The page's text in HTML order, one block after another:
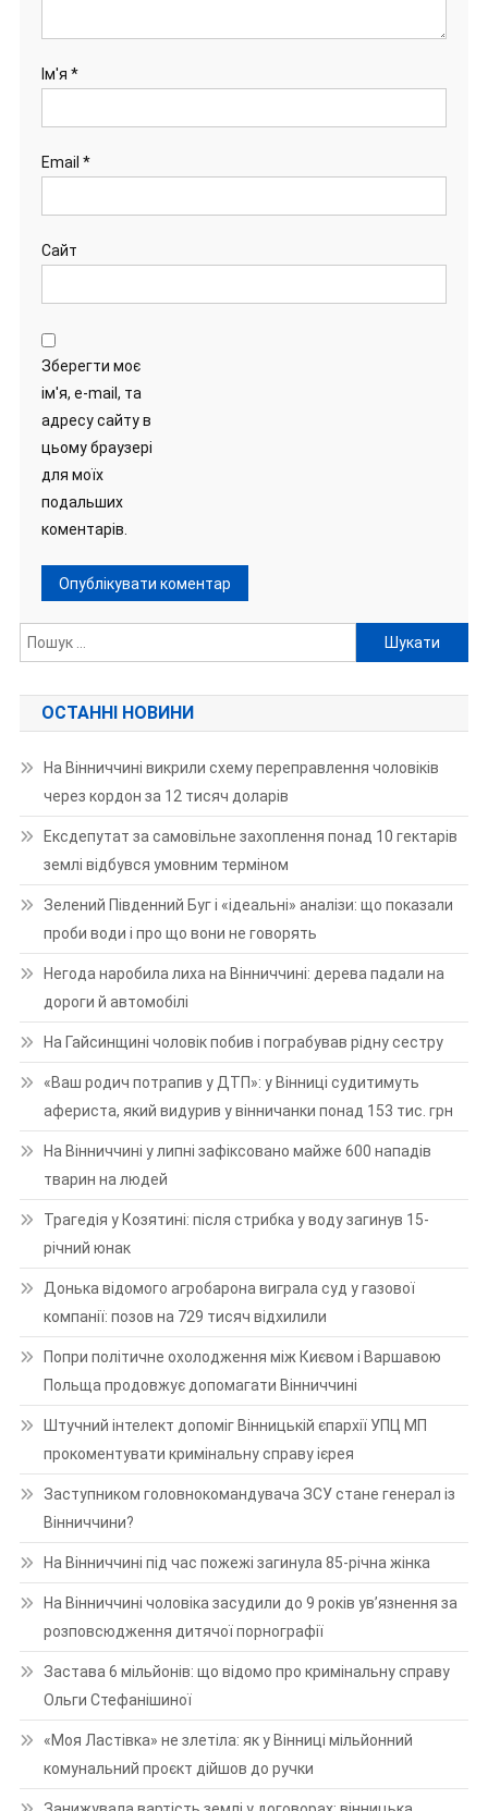
Ім'я *
Email *
Сайт
Зберегти моє
ім'я, e-mail, та
адресу сайту в
цьому браузері
для моїх
подальших
коментарів.
Пошук:
ОСТАННІ НОВИНИ
На Вінниччині викрили схему переправлення чоловіків
через кордон за 12 тисяч доларів
Ексдепутат за самовільне захоплення понад 10 гектарів
землі відбувся умовним терміном
Зелений Південний Буг і «ідеальні» аналізи: що показали
проби води і про що вони не говорять
Негода наробила лиха на Вінниччині: дерева падали на
дороги й автомобілі
На Гайсинщині чоловік побив і пограбував рідну сестру
«Ваш родич потрапив у ДТП»: у Вінниці судитимуть
афериста, який видурив у вінничанки понад 153 тис. грн
На Вінниччині у липні зафіксовано майже 600 нападів
тварин на людей
Трагедія у Козятині: після стрибка у воду загинув 15-
річний юнак
Донька відомого агробарона виграла суд у газової
компанії: позов на 729 тисяч відхилили
Попри політичне охолодження між Києвом і Варшавою
Польща продовжує допомагати Вінниччині
Штучний інтелект допоміг Вінницькій єпархії УПЦ МП
прокоментувати кримінальну справу ієрея
Заступником головнокомандувача ЗСУ стане генерал із
Вінниччини?
На Вінниччині під час пожежі загинула 85-річна жінка
На Вінниччині чоловіка засудили до 9 років ув’язнення за
розповсюдження дитячої порнографії
Застава 6 мільйонів: що відомо про кримінальну справу
Ольги Стефанішиної
«Моя Ластівка» не злетіла: як у Вінниці мільйонний
комунальний проєкт дійшов до ручки